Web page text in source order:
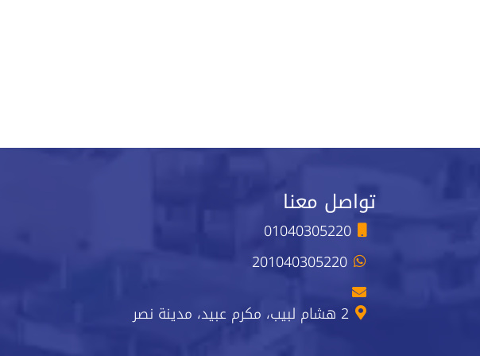
تواصل معنا
01040305220
201040305220
2 هشام لبيب، مكرم عبيد، مدينة نصر